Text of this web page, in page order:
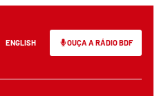
ENGLISH OUÇA A RÁDIO BDF